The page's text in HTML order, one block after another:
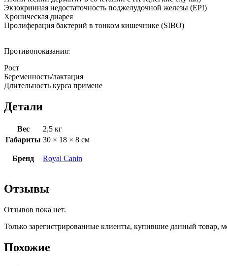
Экзокринная недостаточность поджелудочной железы (EPI)
Хроническая диарея
Пролиферация бактерий в тонком кишечнике (SIBO)
Противопоказания:
Рост
Беременность/лактация
Длительность курса примене
Детали
Вес
2,5 кг
Габариты 30 × 18 × 8 см
Бренд Royal Canin
Отзывы
Отзывов пока нет.
Только зарегистрированные клиенты, купившие данный товар,
Похожие